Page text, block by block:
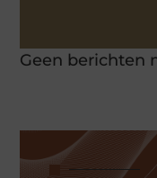
Geen berichten